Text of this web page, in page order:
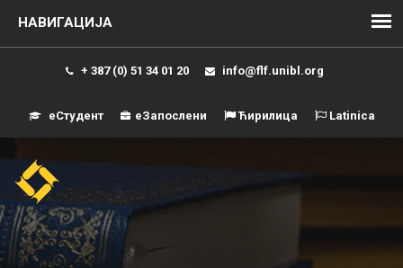
+ 387 (0) 51 34 01 20 info@flf.unibl.org
еСтудент еЗапослени Ћирилица Latinica